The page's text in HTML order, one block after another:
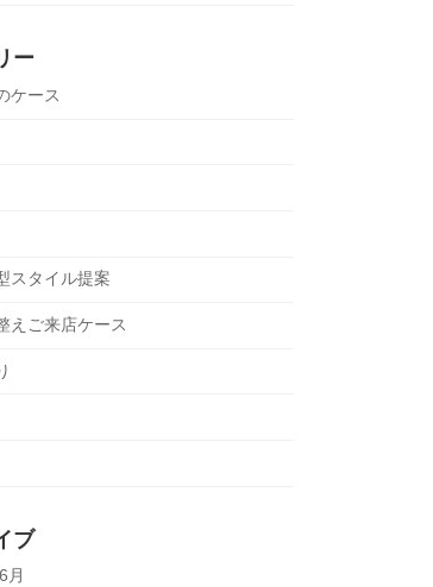
ー
ケース
スタイル提案
えご来店ケース
ブ
月